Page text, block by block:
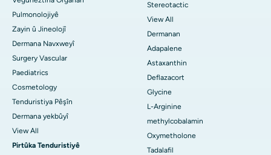
Pulmonolojiyê
Zayin û Jineolojî
Dermana Navxweyî
Surgery Vascular
Paediatrics
Cosmetology
Tenduristiya Pêşîn
Dermana yekbûyî
View All
Pirtûka Tenduristiyê
Stereotactic
View All
Dermanan
Adapalene
Astaxanthin
Deflazacort
Glycine
L-Arginine
methylcobalamin
Oxymetholone
Tadalafil